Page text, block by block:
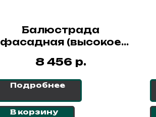
Балюстрада
фасадная (высокое
для люлек ZLP 630 и
ZLP 800
8 456 р.
Подробнее
В корзину